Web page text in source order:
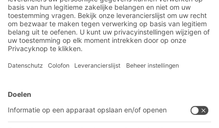
nieuws
Exclusieve kortingen
Innovaties
Inschrijven nieuwsbrief
BITO-oplossingen
Intralogistieke oplossingen
BITO PRODUCTCATALOGUS